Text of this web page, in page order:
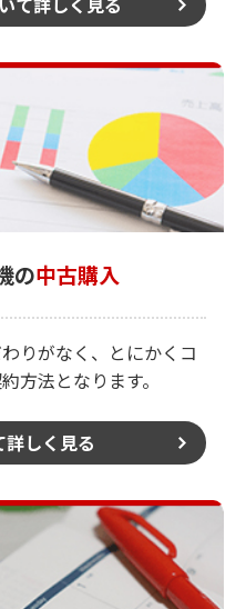
の中古購入
りがなく、とにかくコ
方法となります。
しく見る